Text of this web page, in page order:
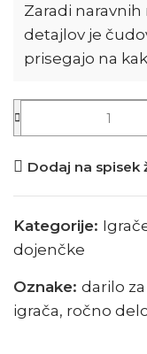
Zaradi
detajlov je
prisegajo na
Dodaj na spisek
Kategorije:
dojenčke
Oznake: darilo
igrača, ročno